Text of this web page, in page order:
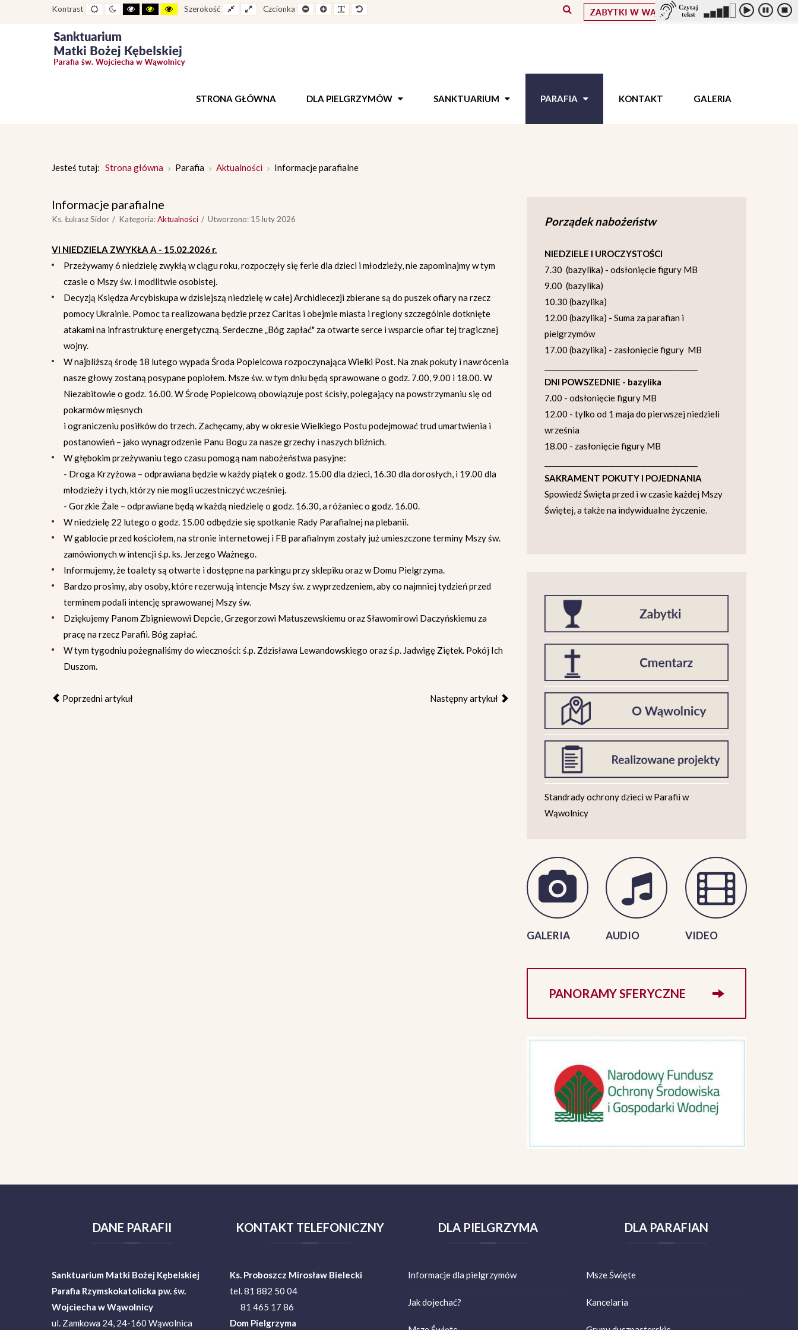
Kontrast
Widok
standardowy
Widok
nocny
Wysoki
kontrast
biały
Wysoki
kontrast
żółty
Wysoki
kontrast
czarny
Szerokość
Fixed
layout
Wide
layout
Czcionka
Pomniejszony
rozmiar
Powiększony
rozmiar
Zwiększ
odstępy
Standarowy
rozmiar
STRONA GŁÓWNA DLA PIELGRZYMÓW SANKTUARIUM PARAFIA KONTAKT GALERIA
Jesteś tutaj: Strona główna Parafia Aktualności Informacje parafialne
Informacje parafialne
Ks. Łukasz Sidor Kategoria:Aktualności Utworzono: 15 luty 2026
VI NIEDZIELA ZWYKŁA A - 15.02.2026 r.
Przeżywamy 6 niedzielę zwykłą w ciągu roku, rozpoczęły się ferie dla dzieci i młodzieży, nie zapominajmy w tym
czasie o Mszy św. i modlitwie osobistej.
Decyzją Księdza Arcybiskupa w dzisiejszą niedzielę w całej Archidiecezji zbierane są do puszek ofiary na rzecz
pomocy Ukrainie. Pomoc ta realizowana będzie przez Caritas i obejmie miasta i regiony szczególnie dotknięte
atakami na infrastrukturę energetyczną. Serdeczne „Bóg zapłać" za otwarte serce i wsparcie ofiar tej tragicznej
wojny.
W najbliższą środę 18 lutego wypada Środa Popielcowa rozpoczynająca Wielki Post. Na znak pokuty i nawrócenia
nasze głowy zostaną posypane popiołem. Msze św. w tym dniu będą sprawowane o godz. 7.00, 9.00 i 18.00. W
Niezabitowie o godz. 16.00. W Środę Popielcową obowiązuje post ścisły, polegający na powstrzymaniu się od
pokarmów mięsnych
i ograniczeniu posiłków do trzech. Zachęcamy, aby w okresie Wielkiego Postu podejmować trud umartwienia i
postanowień – jako wynagrodzenie Panu Bogu za nasze grzechy i naszych bliźnich.
W głębokim przeżywaniu tego czasu pomogą nam nabożeństwa pasyjne:
- Droga Krzyżowa – odprawiana będzie w każdy piątek o godz. 15.00 dla dzieci, 16.30 dla dorosłych, i 19.00 dla
młodzieży i tych, którzy nie mogli uczestniczyć wcześniej.
- Gorzkie Żale – odprawiane będą w każdą niedzielę o godz. 16.30, a różaniec o godz. 16.00.
W niedzielę 22 lutego o godz. 15.00 odbędzie się spotkanie Rady Parafialnej na plebanii.
W gablocie przed kościołem, na stronie internetowej i FB parafialnym zostały już umieszczone terminy Mszy św.
zamówionych w intencji ś.p. ks. Jerzego Ważnego.
Informujemy, że toalety są otwarte i dostępne na parkingu przy sklepiku oraz w Domu Pielgrzyma.
Bardzo prosimy, aby osoby, które rezerwują intencje Mszy św. z wyprzedzeniem, aby co najmniej tydzień przed
terminem podali intencję sprawowanej Mszy św.
Dziękujemy Panom Zbigniewowi Depcie, Grzegorzowi Matuszewskiemu oraz Sławomirowi Daczyńskiemu za
pracę na rzecz Parafii. Bóg zapłać.
W tym tygodniu pożegnaliśmy do wieczności: ś.p. Zdzisława Lewandowskiego oraz ś.p. Jadwigę Ziętek. Pokój Ich
Duszom.
Poprzedni artykuł Następny artykuł
Porządek nabożeństw
NIEDZIELE I UROCZYSTOŚCI
7.30 (bazylika) - odsłonięcie figury MB
9.00 (bazylika)
10.30 (bazylika)
12.00 (bazylika) - Suma za parafian i
pielgrzymów
17.00 (bazylika) - zasłonięcie figury MB
DNI POWSZEDNIE - bazylika
7.00 - odsłonięcie figury MB
12.00 - tylko od 1 maja do pierwszej niedzieli
września
18.00 - zasłonięcie figury MB
SAKRAMENT POKUTY I POJEDNANIA
Spowiedź Święta przed i w czasie każdej Mszy
Świętej, a także na indywidualne życzenie.
Standrady ochrony dzieci w Parafii w
Wąwolnicy
GALERIA AUDIO VIDEO
PANORAMY SFERYCZNE
DANE PARAFII
Sanktuarium Matki Bożej Kębelskiej
Parafia Rzymskokatolicka pw. św.
Wojciecha w Wąwolnicy
ul. Zamkowa 24, 24-160 Wąwolnica
KONTAKT TELEFONICZNY
Ks. Proboszcz Mirosław Bielecki
tel. 81 882 50 04
81 465 17 86
Dom Pielgrzyma
DLA PIELGRZYMA
Informacje dla pielgrzymów
Jak dojechać?
DLAPARAFIAN
Msze Święte
Kancelaria